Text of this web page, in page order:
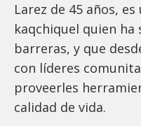
Larez de 45 años,
kaqchiquel quien ha
barreras, y que
con líderes
proveerles
calidad de vida.